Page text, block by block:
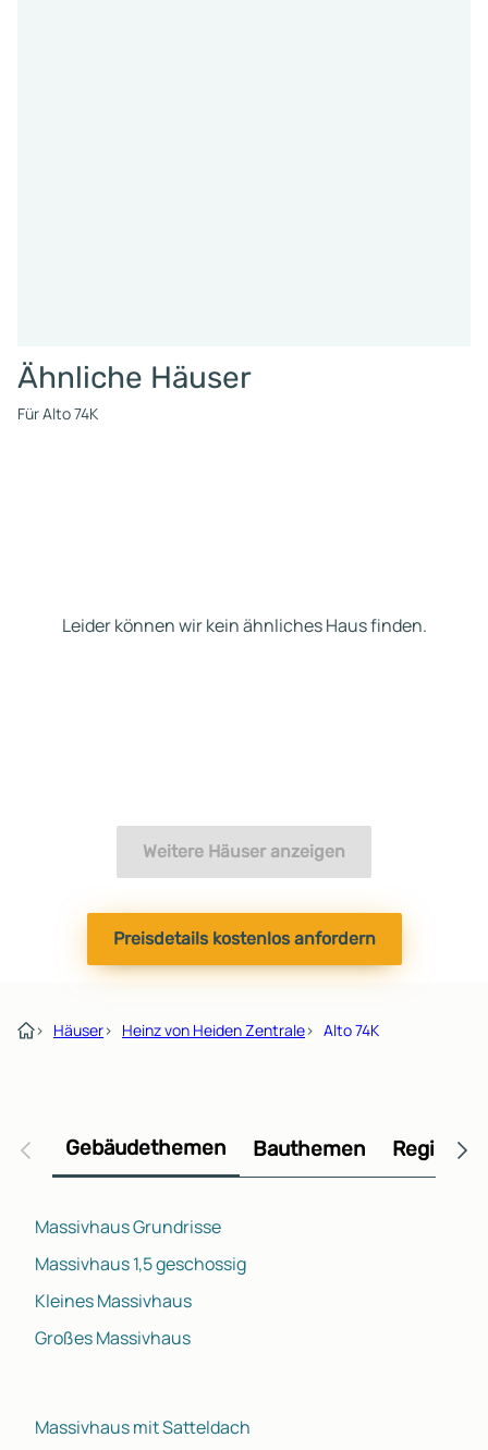
Ähnliche Häuser
Für Alto 74K
Leider können wir kein ähnliches Haus finden.
Weitere Häuser anzeigen
Preisdetails kostenlos anfordern
› Häuser› Heinz von Heiden Zentrale› Alto 74K
Gebäudethemen Bauthemen
Massivhaus Grundrisse
Massivhaus 1,5 geschossig
Kleines Massivhaus
Großes Massivhaus
Massivhaus mit Satteldach